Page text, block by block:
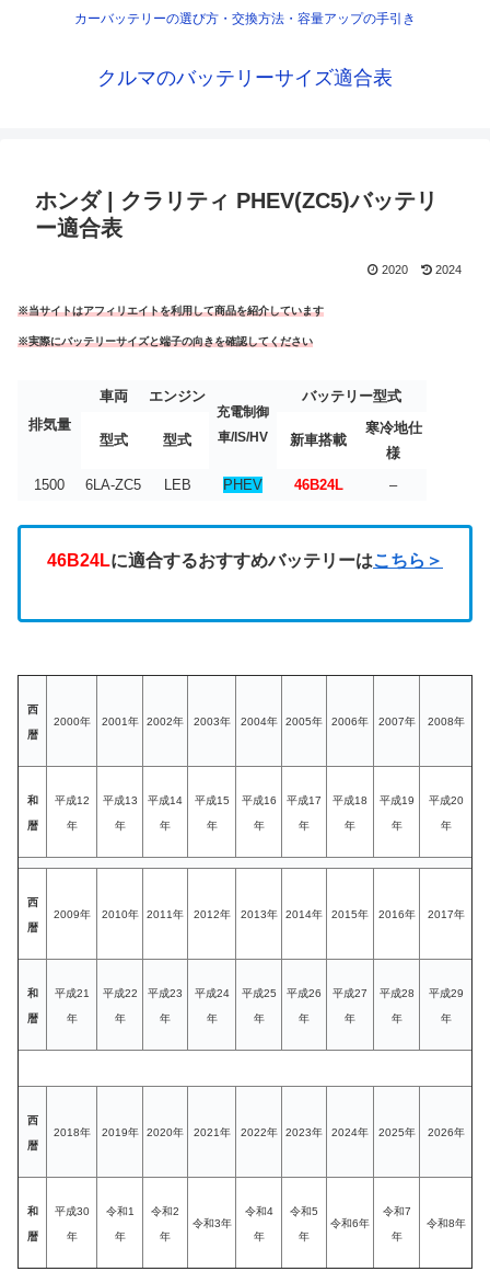
カーバッテリーの選び方・交換方法・容量アップの手引き
クルマのバッテリーサイズ適合表
ホンダ | クラリティ PHEV(ZC5)バッテリ
ー適合表
2020 2024
※当サイトはアフィリエイトを利用して商品を紹介しています
※実際にバッテリーサイズと端子の向きを確認してください
排気量
車両 エンジン
充電制御
車/IS/HV
バッテリー型式
型式 型式 新車搭載
寒冷地仕
様
1500
6LA-ZC5 LEB PHEV 46B24L –
46B24Lに適合するおすすめバッテリーはこちら＞
西
暦
2000年 2001年 2002年 2003年 2004年 2005年 2006年 2007年 2008年
和
暦
平成12
年
平成13
年
平成14
年
平成15
年
平成16
年
平成17
年
平成18
年
平成19
年
平成20
年
西
暦
2009年 2010年 2011年 2012年 2013年 2014年 2015年 2016年 2017年
和
暦
平成21
年
平成22
年
平成23
年
平成24
年
平成25
年
平成26
年
平成27
年
平成28
年
平成29
年
西
暦
2018年 2019年 2020年 2021年 2022年 2023年 2024年 2025年 2026年
和
暦
平成30
年
令和1
年
令和2
年
令和3年
令和4
年
令和5
年
令和6年
令和7
年
令和8年